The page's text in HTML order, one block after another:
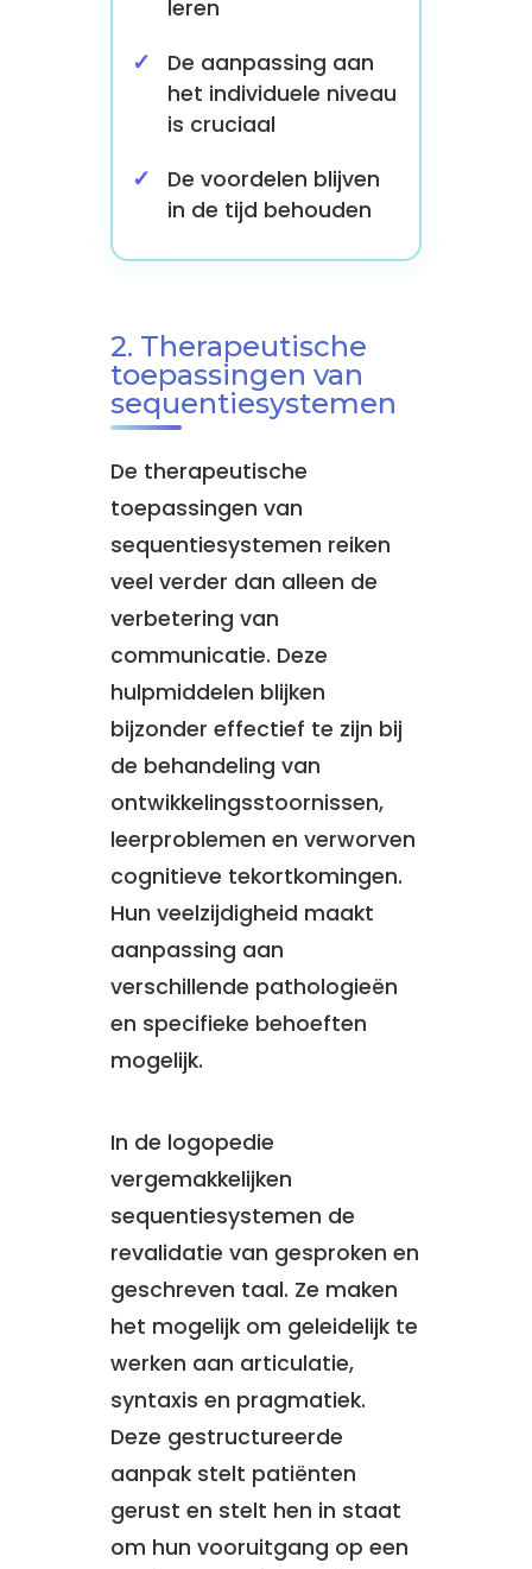
leren
De aanpassing aan
het individuele niveau
is cruciaal
De voordelen blijven
in de tijd behouden
2. Therapeutische
toepassingen van
sequentiesystemen
De therapeutische
toepassingen van
sequentiesystemen reiken
veel verder dan alleen de
verbetering van
communicatie. Deze
hulpmiddelen blijken
bijzonder effectief te zijn bij
de behandeling van
ontwikkelingsstoornissen,
leerproblemen en verworven
cognitieve tekortkomingen.
Hun veelzijdigheid maakt
aanpassing aan
verschillende pathologieën
en specifieke behoeften
mogelijk.
In de logopedie
vergemakkelijken
sequentiesystemen de
revalidatie van gesproken en
geschreven taal. Ze maken
het mogelijk om geleidelijk te
werken aan articulatie,
syntaxis en pragmatiek.
Deze gestructureerde
aanpak stelt patiënten
gerust en stelt hen in staat
om hun vooruitgang op een